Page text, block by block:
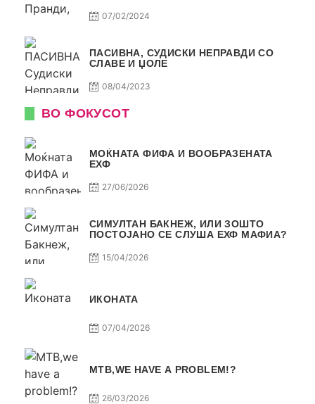
07/02/2024
ПАСИВНА, СУДИСКИ НЕПРАВДИ СО
СЛАВЕ И ЏОЛЕ
08/04/2023
ВО ФОКУСОТ
МОЌНАТА ФИФА И ВООБРАЗЕНАТА
ЕХФ
27/06/2026
СИМУЛТАН БАКНЕЖ, ИЛИ ЗОШТО
ПОСТОЈАНО СЕ СЛУША ЕХФ МАФИА?
15/04/2026
ИКОНАТА
07/04/2026
МТВ,WE HAVE A PROBLEM!?
26/03/2026